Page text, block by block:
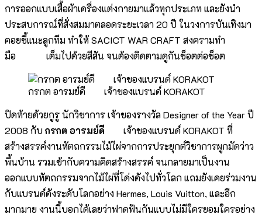
การออกแบบเสื้อผ้าเครื่องแต่งกายมาแล้วทุกประเภท และยังนำ
ประสบการณ์ที่สั่งสมมาตลอดระยะเวลา 20 ปี ในวงการบันเทิงมา
คอยชี้แนะลูกทีม ทำให้ SACICT WAR CRAFT สงครามทำ
มือ เต็มไปด้วยสีสัน จนต้องติดตามดูกันช็อตต่อช็อต
กรกต อารมย์ดี เจ้าของแบรนด์ KORAKOT
ปิดท้ายด้วยกูรู นักวิชาการ เจ้าของรางวัล Designer of the Year ปี
2008 กับกรกต อารมย์ดี เจ้าของแบรนด์ KORAKOT ที่
สร้างสรรค์งานหัตถกรรมไม้ไผ่จากการประยุกต์วิชาการผูกมัดว่าว
พื้นบ้าน รวมเข้ากับความคิดสร้างสรรค์ จนกลายมาเป็นงาน
ออกแบบหัตถกรรมจากไม้ไผ่ที่โด่งดังไปทั่วโลก แถมยังเคยร่วมงาน
กับแบรนด์ดังระดับโลกอย่าง Hermes, Louis Vuitton, และอีก
มากมาย งานนี้บอกได้เลยว่าฟาดฟันกันแบบไม่มีใครยอมใครอย่าง